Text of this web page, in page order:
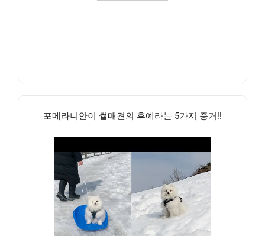
포메라니안이 썰매견의 후예라는 5가지 증거!!